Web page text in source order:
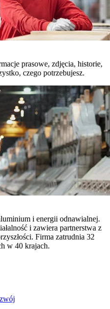
prasowe, zdjęcia, historie,
czego potrzebujesz.
i energii odnawialnej.
i zawiera partnerstwa z
Firma zatrudnia 32
w 40 krajach.